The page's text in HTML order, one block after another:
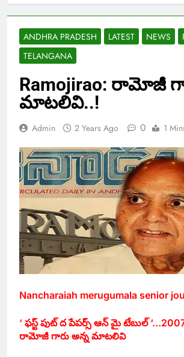
ANDHRA PRADESH LATEST NEWS
TELANGANA
Ramojirao: రామోజీ
మాటలివి..!
Admin 2 Years Ago 0 1
Nancharaiah merugumala senior
‘ ఫస్ట్ పుట్ ద పేపర్స్ ఆన్ మై టేబుల్ ‘…
రామోజీ గారు అన్న మాటలివి